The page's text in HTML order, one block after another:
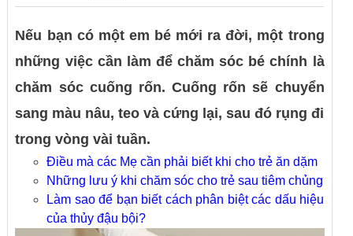
Nếu bạn có một em bé mới ra đời, một trong
những việc cần làm để chăm sóc bé chính là
chăm sóc cuống rốn. Cuống rốn sẽ chuyển
sang màu nâu, teo và cứng lại, sau đó rụng đi
trong vòng vài tuần.
Điều mà các Mẹ cần phải biết khi cho trẻ ăn dặm
Những lưu ý khi chăm sóc cho trẻ sau tiêm chủng
Làm sao để bạn biết cách phân biệt các dấu hiệu
của thủy đậu bội?